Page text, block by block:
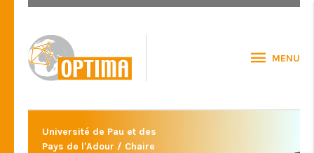
MENU
Université de Pau et des
Pays de l'Adour / Chaire